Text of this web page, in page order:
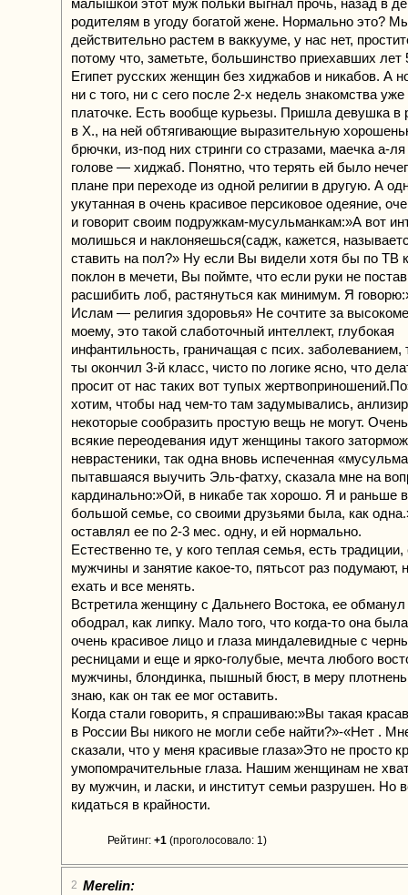
малышкой этот муж польки выгнал прочь, назад в
родителям в угоду богатой жене. Нормально это?
действительно растем в ваккууме, у нас нет,
потому что, заметьте, большинство приехавших лет
Египет русских женщин без хиджабов и никабов. А
ни с того, ни с сего после 2-х недель знакомства
платочке. Есть вообще курьезы. Пришла девушка в
в Х., на ней обтягивающие выразительную
брючки, из-под них стринги со стразами, маечка а-
голове — хиджаб. Понятно, что терять ей было
плане при переходе из одной религии в другую. А
укутанная в очень красивое персиковое одеяние,
и говорит своим подружкам-мусульманкам:»А вот
молишься и наклоняешься(садж, кажется,
ставить на пол?» Ну если Вы видели хотя бы по ТВ
поклон в мечети, Вы поймте, что если руки не
расшибить лоб, растянуться как минимум. Я
Ислам — религия здоровья» Не сочтите за
моему, это такой слаботочный интеллект, глубокая
инфантильность, граничащая с псих. заболеванием,
ты окончил 3-й класс, чисто по логике ясно, что
просит от нас таких вот тупых
хотим, чтобы над чем-то там задумывались,
некоторые сообразить простую вещь не могут.
всякие переодевания идут женщины такого
неврастеники, так одна вновь испеченная
пытавшаяся выучить Эль-фатху, сказала мне на
кардинально:»Ой, в никабе так хорошо. Я и раньше
большой семье, со своими друзьями была, как
оставлял ее по 2-3 мес. одну, и ей нормально.
Естественно те, у кого теплая семья, есть
мужчины и занятие какое-то, пятьсот раз подумают,
ехать и все менять.
Встретила женщину с Дальнего Востока, ее обманул
ободрал, как липку. Мало того, что когда-то она
очень красивое лицо и глаза миндалевидные с
ресницами и еще и ярко-голубые, мечта любого
мужчины, блондинка, пышный бюст, в меру
знаю, как он так ее мог оставить.
Когда стали говорить, я спрашиваю:»Вы такая
в России Вы никого не могли себе найти?»-«Нет .
сказали, что у меня красивые глаза»Это не просто
умопомрачительные глаза. Нашим женщинам не
ву мужчин, и ласки, и институт семьи разрушен. Но
кидаться в крайности.
Рейтинг: +1 (проголосовало: 1)
2 Merelin: